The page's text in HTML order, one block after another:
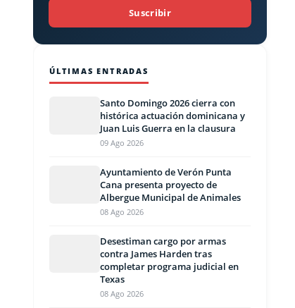
Suscribir
ÚLTIMAS ENTRADAS
Santo Domingo 2026 cierra con
histórica actuación dominicana y
Juan Luis Guerra en la clausura
09 Ago 2026
Ayuntamiento de Verón Punta
Cana presenta proyecto de
Albergue Municipal de Animales
08 Ago 2026
Desestiman cargo por armas
contra James Harden tras
completar programa judicial en
Texas
08 Ago 2026